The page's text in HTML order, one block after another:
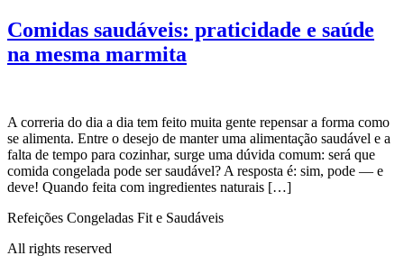
Comidas saudáveis: praticidade e saúde
na mesma marmita
A correria do dia a dia tem feito muita gente repensar a forma como
se alimenta. Entre o desejo de manter uma alimentação saudável e a
falta de tempo para cozinhar, surge uma dúvida comum: será que
comida congelada pode ser saudável? A resposta é: sim, pode — e
deve! Quando feita com ingredientes naturais […]
Refeições Congeladas Fit e Saudáveis
All rights reserved